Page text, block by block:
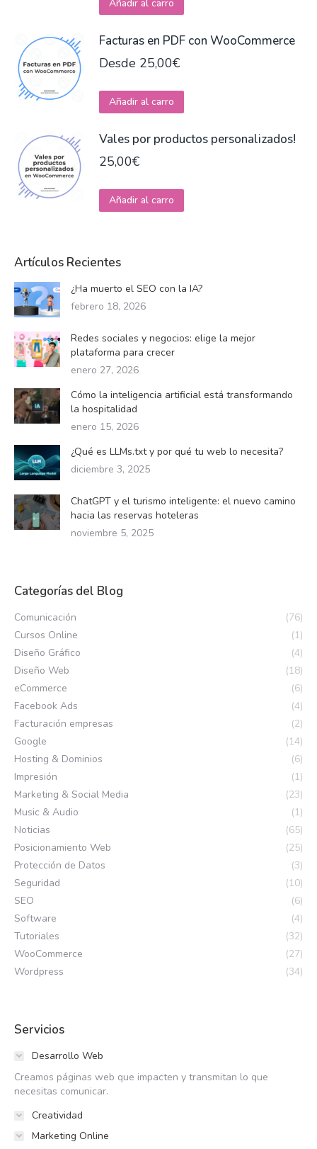
Añadir al carro
producto
tiene
Las
opciones
pueden
Facturas en PDF con WooCommerce
Desde 25,00€
Añadir al carro
producto
tiene
Las
opciones
en
de
Vales por productos personalizados!
25,00€
Añadir al carro
Artículos Recientes
¿Ha muerto el SEO con la IA?
febrero 18, 2026
Redes sociales y negocios: elige la mejor
plataforma para crecer
enero 27, 2026
Cómo la inteligencia artificial está transformando
la hospitalidad
enero 15, 2026
¿Qué es LLMs.txt y por qué tu web lo necesita?
diciembre 3, 2025
ChatGPT y el turismo inteligente: el nuevo camino
hacia las reservas hoteleras
noviembre 5, 2025
Categorías del Blog
Comunicación
(76)
Cursos Online
(1)
Diseño Gráfico
(4)
Diseño Web
(18)
eCommerce
(6)
Facebook Ads
(4)
Facturación empresas
(2)
Google
(14)
Hosting & Dominios
(6)
Impresión
(1)
Marketing & Social Media
(23)
Music & Audio
(1)
Noticias
(65)
Posicionamiento Web
(25)
Protección de Datos
(3)
Seguridad
(10)
SEO
(6)
Software
(4)
Tutoriales
(32)
WooCommerce
(27)
Wordpress
(34)
Servicios
Desarrollo Web
Creamos páginas web que impacten y transmitan lo que
necesitas comunicar.
Creatividad
Marketing Online